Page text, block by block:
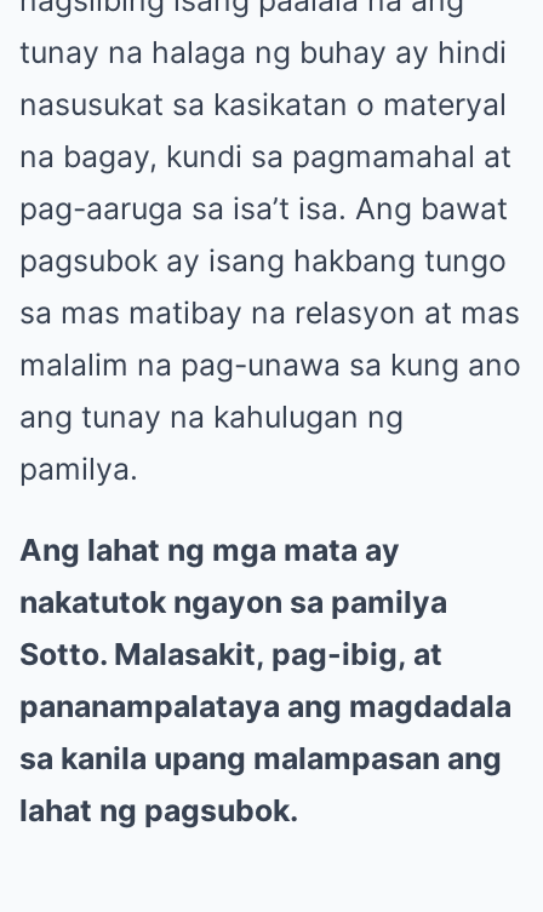
tunay na halaga ng buhay ay hindi
nasusukat sa kasikatan o materyal
na bagay, kundi sa pagmamahal at
pag-aaruga sa isa’t isa. Ang bawat
pagsubok ay isang hakbang tungo
sa mas matibay na relasyon at mas
malalim na pag-unawa sa kung ano
ang tunay na kahulugan ng
pamilya.
Ang lahat ng mga mata ay
nakatutok ngayon sa pamilya
Sotto. Malasakit, pag-ibig, at
pananampalataya ang magdadala
sa kanila upang malampasan ang
lahat ng pagsubok.